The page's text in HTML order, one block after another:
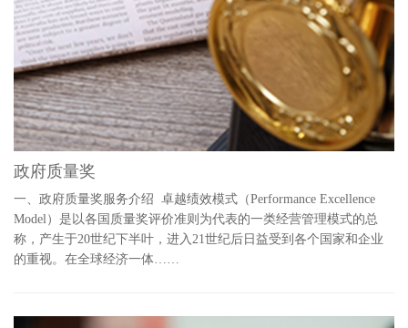
政府质量奖
一、政府质量奖服务介绍 卓越绩效模式（Performance Excellence
Model）是以各国质量奖评价准则为代表的一类经营管理模式的总
称，产生于20世纪下半叶，进入21世纪后日益受到各个国家和企业
的重视。在全球经济一体……